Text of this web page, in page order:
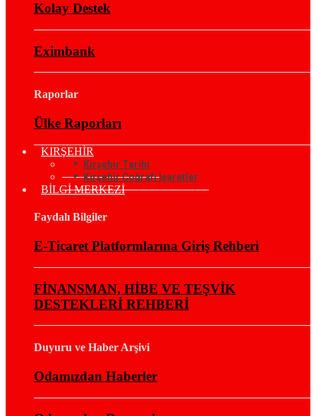
Kolay Destek
Eximbank
Raporlar
Ülke Raporları
KIRŞEHİR
Kırşehir Tarihi
Kırşehir Coğrafi İşaretler
BİLGİ MERKEZİ
Faydalı Bilgiler
E-Ticaret Platformlarına Giriş Rehberi
FİNANSMAN, HİBE VE TEŞVİK
DESTEKLERİ REHBERİ
Duyuru ve Haber Arşivi
Odamızdan Haberler